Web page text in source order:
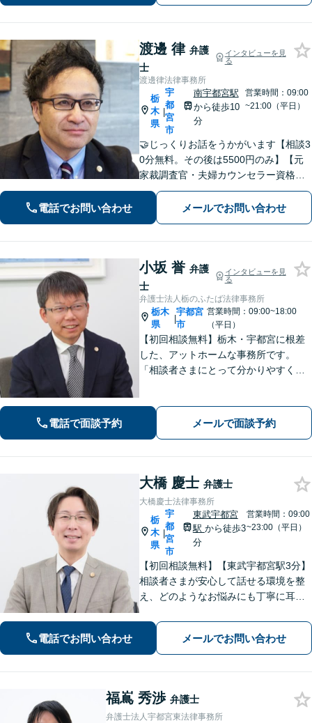
渡邊 律 弁護
士
インタビューを見
る
渡邊律法律事務所
栃
木
県
|
宇
都
宮
市
南宇都宮駅
から徒歩10
分
営業時間：09:00
~21:00（平日）
🤝じっくりお話をうかがいます【相談3
0分無料。その後は5500円のみ】【元
家裁調査官・夫婦カウンセラー資格あ
り】時間を気にせずじっくりお話をう
かがいます。一人ではどうにもできな
い、不安やお悩みは、是非、私にゆっ
電話でお問い合わせ メールでお問い合わせ
小坂 誉 弁護
士
インタビューを見
る
弁護士法人栃のふたば法律事務所
栃木
県
|
宇都宮
市
営業時間：09:00~18:00
（平日）
【初回相談無料】栃木・宇都宮に根差
した、アットホームな事務所です。
「相談者さまにとって分かりやすく説
す。どんなことでも大丈夫。まずはお
気軽にご相談ください【無料駐車場あ
電話で面談予約 メールで面談予約
大橋 慶士 弁護士
大橋慶士法律事務所
栃
木
県
|
宇
都
宮
市
東武宇都宮
駅 から徒歩3
分
営業時間：09:00
~23:00（平日）
【初回相談無料】【東武宇都宮駅3分】
相談者さまが安心して話せる環境を整
え、どのようなお悩みにも丁寧に耳を
費、婚姻費用、複雑な案件にも対応」
「相続：遺産分割協議、遺留分侵害請
求、相続放棄などあらゆる問題に対
応」
電話でお問い合わせ メールでお問い合わせ
福嶌 秀渉 弁護士
弁護士法人宇都宮東法律事務所